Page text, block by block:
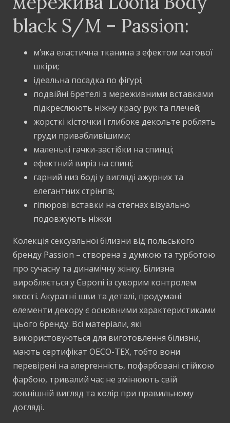
black S/M – Passion:
м’яка еластична тканина з ефектом матової
шкіри;
ідеальна посадка по фігурі;
подвійні бретелі з мереживними вставками
підкреслюють ніжну красу рук та плечей;
жорсткі кісточки і глибоке декольте роблять
груди привабливішими;
маленькі гачки-застібки на спинці;
ефектний виріз на спині;
гарний низ боді у вигляді ажурних та
елегантних стрінгів;
гіпюрові вставки на стегнах візуально
подовжують ніжки
Колекція сексуальної білизни від польського
бренду Passion – створена з думкою та турботою
про сучасну та динамічну жінку. Білизна
виробляється у Європі із суворим контролем
якості. Акуратні шви та деталі, продумані
елементи декору є основними характеристиками
цього бренду. Всі матеріали, які
використовуються для виготовлення білизни,
мають сертифікат OECO-TEX, тобто вони
перевірені на алергенність, пофарбовані стійкою
фарбою, тривалий час не змінюють свій
зовнішній вигляд та колір при правильному
догляді.